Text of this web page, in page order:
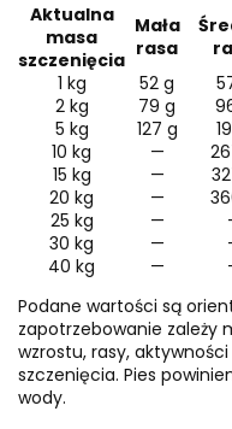
Aktualna
masa
szczenięcia
Mała
rasa
1 kg
52 g
2 kg
79 g
5 kg
127 g
10 kg
—
15 kg
—
20 kg
—
25 kg
—
30 kg
—
40 kg
—
Podane wartości są
zapotrzebowanie zależy
wzrostu, rasy,
szczenięcia. Pies
wody.